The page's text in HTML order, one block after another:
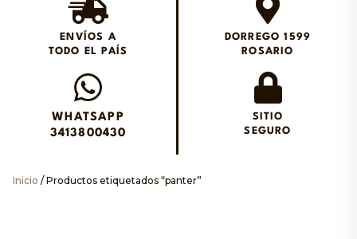
Envios en el día en
Rosario
Envianos un WhatsApp
ENVÍOS A
TODO EL PAÍS
DORREGO 1599
ROSARIO
WHATSAPP
3413800430
SITIO
SEGURO
Inicio / Productos etiquetados “panter”